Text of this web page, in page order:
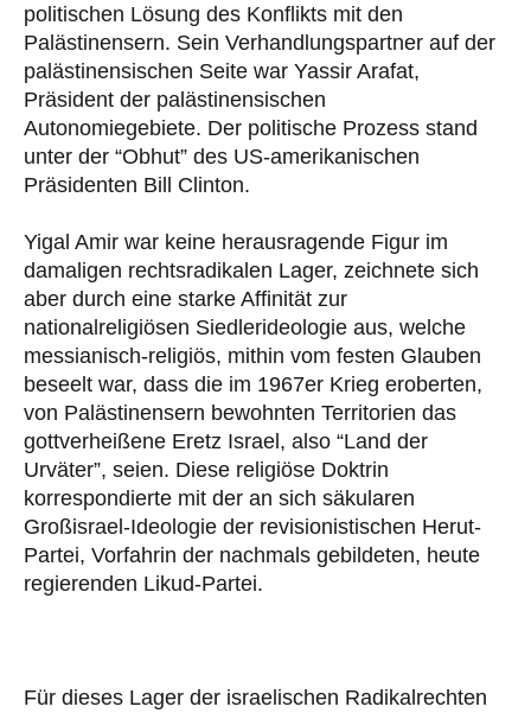
politischen Lösung des Konflikts mit den
Palästinensern. Sein Verhandlungspartner auf der
palästinensischen Seite war Yassir Arafat,
Präsident der palästinensischen
Autonomiegebiete. Der politische Prozess stand
unter der “Obhut” des US-amerikanischen
Präsidenten Bill Clinton.
Yigal Amir war keine herausragende Figur im
damaligen rechtsradikalen Lager, zeichnete sich
aber durch eine starke Affinität zur
nationalreligiösen Siedlerideologie aus, welche
messianisch-religiös, mithin vom festen Glauben
beseelt war, dass die im 1967er Krieg eroberten,
von Palästinensern bewohnten Territorien das
gottverheißene Eretz Israel, also “Land der
Urväter”, seien. Diese religiöse Doktrin
korrespondierte mit der an sich säkularen
Großisrael-Ideologie der revisionistischen Herut-
Partei, Vorfahrin der nachmals gebildeten, heute
regierenden Likud-Partei.
Für dieses Lager der israelischen Radikalrechten